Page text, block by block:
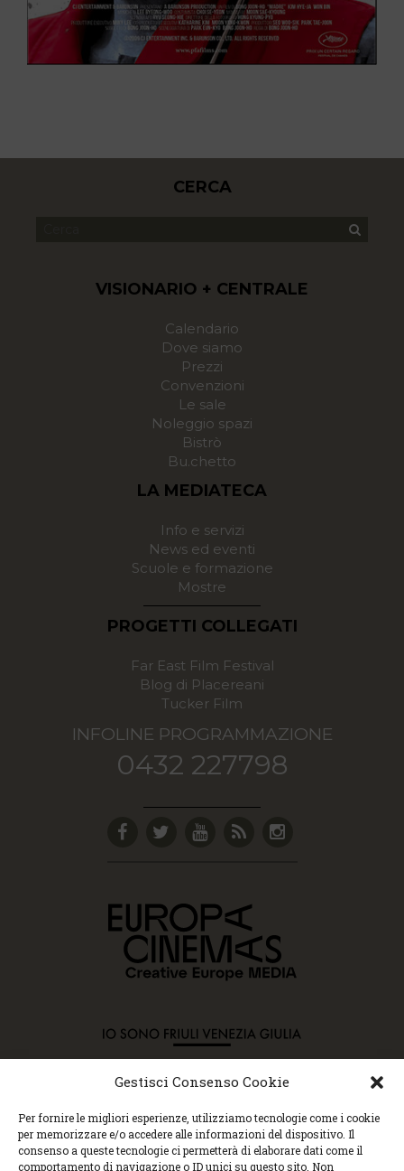
Gestisci Consenso Cookie
Per fornire le migliori esperienze, utilizziamo tecnologie come i cookie
per memorizzare e/o accedere alle informazioni del dispositivo. Il
consenso a queste tecnologie ci permetterà di elaborare dati come il
comportamento di navigazione o ID unici su questo sito. Non
CERCA
VISIONARIO + CENTRALE
Calendario
Dove siamo
Prezzi
Convenzioni
Le sale
Noleggio spazi
Bistrò
Bu.chetto
LA MEDIATECA
Info e servizi
News ed eventi
Scuole e formazione
Mostre
PROGETTI COLLEGATI
Far East Film Festival
Blog di Placereani
Tucker Film
INFOLINE PROGRAMMAZIONE
0432 227798
Copyright © 2015 Cec, Tutti i diritti riservati. Nessun
contenuto può essere copiato o manipolato. Accedendo al
sito approvi la Policy sulla privacy e la Policy sui
contenuti.